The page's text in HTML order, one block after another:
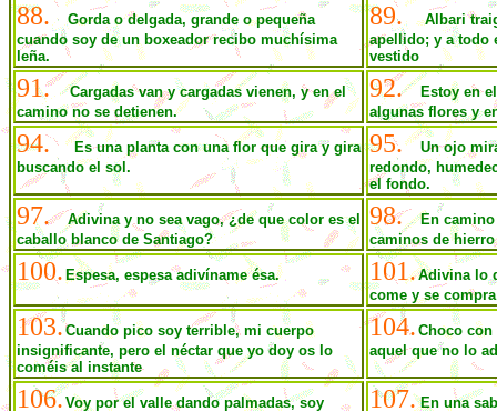
88.
Gorda o delgada, grande o pequeña
cuando soy de un boxeador recibo muchísima
leña.
89.
Albari
apellido; y a todo
vestido
91.
Cargadas van y cargadas vienen, y en el
camino no se detienen.
92.
Estoy en
algunas flores y
94.
Es una planta con una flor que gira y gira
buscando el sol.
95.
Un ojo
redondo,
el fondo.
97.
Adivina y no sea vago, ¿de que color es el
caballo blanco de Santiago?
98.
En
caminos de
100. Espesa, espesa adivíname ésa. 101.Adivina lo
come y se
103.Cuando pico soy terrible, mi cuerpo
insignificante, pero el néctar que yo doy os lo
coméis al instante
104. Choco
aquel que no lo
106.Voy por el valle dando palmadas, soy 107. En una